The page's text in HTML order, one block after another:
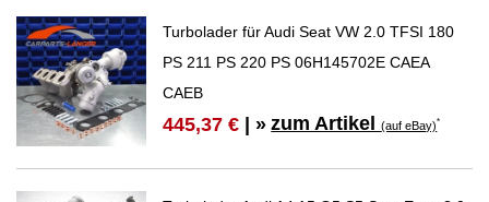
Turbolader für Audi Seat VW 2.0 TFSI 180
PS 211 PS 220 PS 06H145702E CAEA
CAEB
445,37 € | » zum Artikel(auf eBay)*